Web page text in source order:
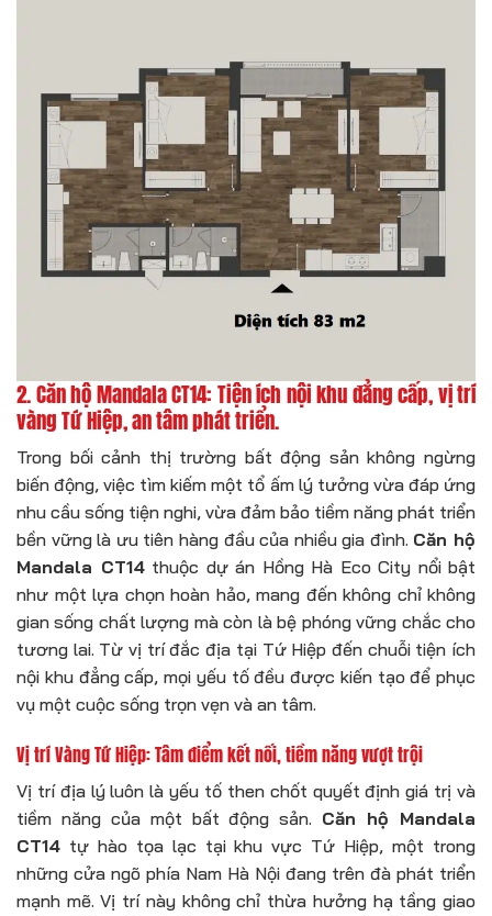
2. Căn hộ Mandala CT14: Tiện ích nội khu đẳng cấp, vị trí
vàng Tứ Hiệp, an tâm phát triển.
Trong bối cảnh thị trường bất động sản không ngừng
biến động, việc tìm kiếm một tổ ấm lý tưởng vừa đáp ứng
nhu cầu sống tiện nghi, vừa đảm bảo tiềm năng phát triển
bền vững là ưu tiên hàng đầu của nhiều gia đình. Căn hộ
Mandala CT14thuộc dự án Hồng Hà Eco City nổi bật
như một lựa chọn hoàn hảo, mang đến không chỉ không
gian sống chất lượng mà còn là bệ phóng vững chắc cho
tương lai. Từ vị trí đắc địa tại Tứ Hiệp đến chuỗi tiện ích
nội khu đẳng cấp, mọi yếu tố đều được kiến tạo để phục
vụ một cuộc sống trọn vẹn và an tâm.
Vị trí Vàng Tứ Hiệp: Tâm điểm kết nối, tiềm năng vượt trội
Vị trí địa lý luôn là yếu tố then chốt quyết định giá trị và
tiềm năng của một bất động sản. Căn hộ Mandala
CT14 tự hào tọa lạc tại khu vực Tứ Hiệp, một trong
những cửa ngõ phía Nam Hà Nội đang trên đà phát triển
mạnh mẽ. Vị trí này không chỉ thừa hưởng hạ tầng giao